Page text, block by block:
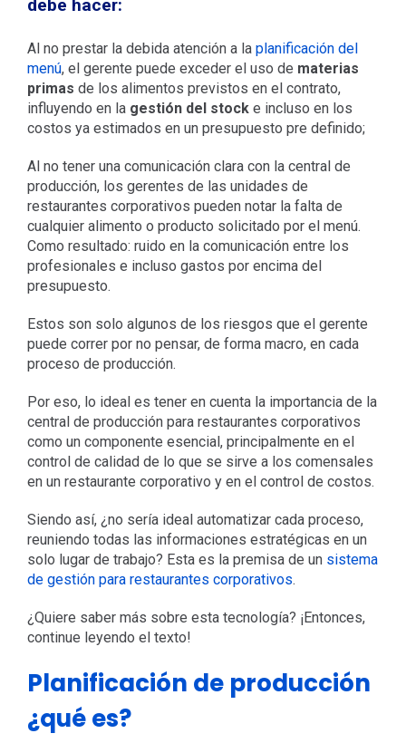
debe hacer:
Al no prestar la debida atención a la planificación del
menú, el gerente puede exceder el uso de materias
primas de los alimentos previstos en el contrato,
influyendo en la gestión del stocke incluso en los
costos ya estimados en un presupuesto pre definido;
Al no tener una comunicación clara con la central de
producción, los gerentes de las unidades de
restaurantes corporativos pueden notar la falta de
cualquier alimento o producto solicitado por el menú.
Como resultado: ruido en la comunicación entre los
profesionales e incluso gastos por encima del
presupuesto.
Estos son solo algunos de los riesgos que el gerente
puede correr por no pensar, de forma macro, en cada
proceso de producción.
Por eso, lo ideal es tener en cuenta la importancia de la
central de producción para restaurantes corporativos
como un componente esencial, principalmente en el
control de calidad de lo que se sirve a los comensales
en un restaurante corporativo y en el control de costos.
Siendo así, ¿no sería ideal automatizar cada proceso,
reuniendo todas las informaciones estratégicas en un
solo lugar de trabajo? Esta es la premisa de unsistema
de gestión para restaurantes corporativos.
¿Quiere saber más sobre esta tecnología? ¡Entonces,
continue leyendo el texto!
Planificación de producción
¿qué es?